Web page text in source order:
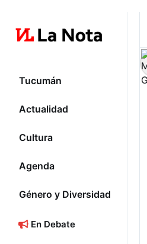
Tucumán
Actualidad
Cultura
Agenda
Género y Diversidad
En Debate